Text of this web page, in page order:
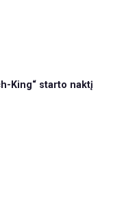
King“ starto naktį